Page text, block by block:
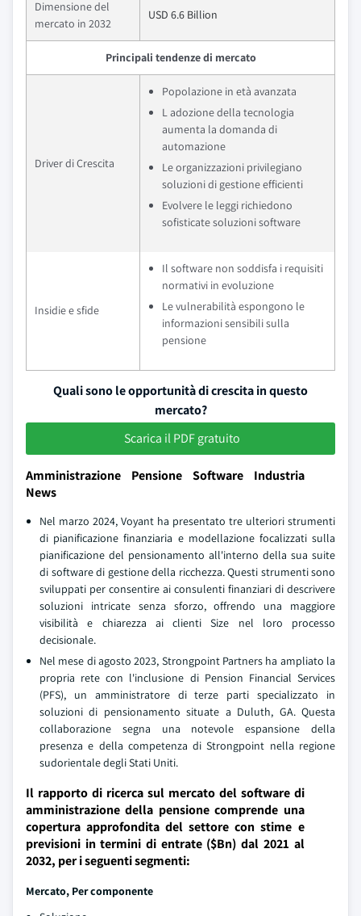
Dimensione del
mercato in 2032
USD 6.6 Billion
Principali tendenze di mercato
Driver di Crescita
Popolazione in età avanzata
L adozione della tecnologia
aumenta la domanda di
automazione
Le organizzazioni privilegiano
soluzioni di gestione efficienti
Evolvere le leggi richiedono
sofisticate soluzioni software
Insidie e sfide
Il software non soddisfa i requisiti
normativi in evoluzione
Le vulnerabilità espongono le
informazioni sensibili sulla
pensione
Quali sono le opportunità di crescita in questo
mercato?
Scarica il PDF gratuito
Amministrazione Pensione Software Industria
News
Nel marzo 2024, Voyant ha presentato tre ulteriori strumenti
di pianificazione finanziaria e modellazione focalizzati sulla
pianificazione del pensionamento all'interno della sua suite
di software di gestione della ricchezza. Questi strumenti sono
sviluppati per consentire ai consulenti finanziari di descrivere
soluzioni intricate senza sforzo, offrendo una maggiore
visibilità e chiarezza ai clienti Size nel loro processo
decisionale.
Nel mese di agosto 2023, Strongpoint Partners ha ampliato la
propria rete con l'inclusione di Pension Financial Services
(PFS), un amministratore di terze parti specializzato in
soluzioni di pensionamento situate a Duluth, GA. Questa
collaborazione segna una notevole espansione della
presenza e della competenza di Strongpoint nella regione
sudorientale degli Stati Uniti.
Il rapporto di ricerca sul mercato del software di
amministrazione della pensione comprende una
copertura approfondita del settore con stime e
previsioni in termini di entrate ($Bn) dal 2021 al
2032, per i seguenti segmenti:
Mercato, Per componente